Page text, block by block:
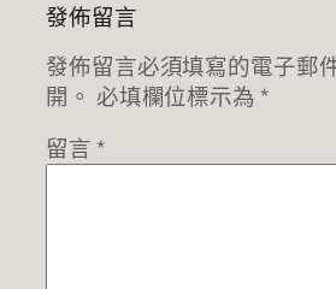
發佈留言
發佈留言必須填寫的電子郵
開。 必填欄位標示為 *
留言 *